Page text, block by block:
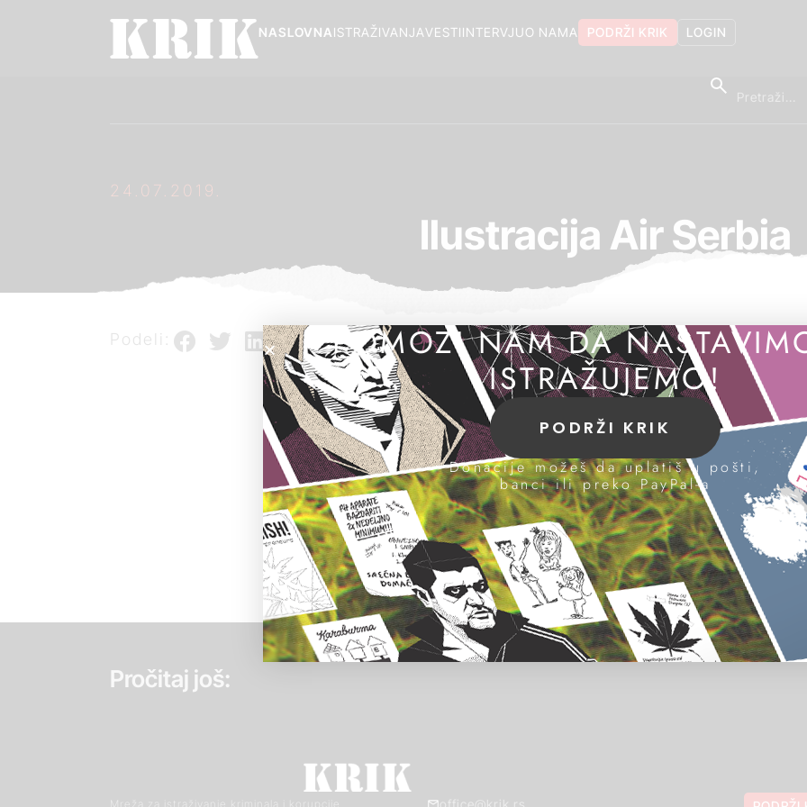
LOGIN
PODRŽI KRIK
O NAMA
INTERVJU
VESTI
ISTRAŽIVANJA
NASLOVNA
24.07.2019.
Ilustracija Air Serbia
Podeli:
Pročitaj još:
Mreža za istraživanje kriminala i korupcije office@krik.rs
POMOZI NAM DA
ISTRAŽUJEMO!
PODRŽI KRIK
Donacije možeš da uplatiš u pošti,
banci ili preko PayPal-a